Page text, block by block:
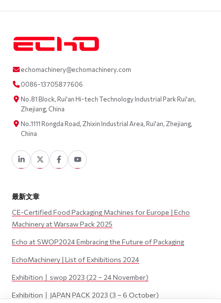
echomachinery@echomachinery.com
0086-13705877606
No.81 Block, Rui'an Hi-tech Technology Industrial Park Rui'an,
Zhejiang, China
No.1111 Rongda Road, Zhixin Industrial Area, Rui'an, Zhejiang,
China
最新文章
CE-Certified Food Packaging Machines for Europe | Echo
Machinery at Warsaw Pack 2025
Echo at SWOP2024 Embracing the Future of Packaging
EchoMachinery | List of Exhibitions 2024
Exhibition丨swop 2023 (22 – 24 November)
Exhibition丨JAPAN PACK 2023 (3 – 6 October)